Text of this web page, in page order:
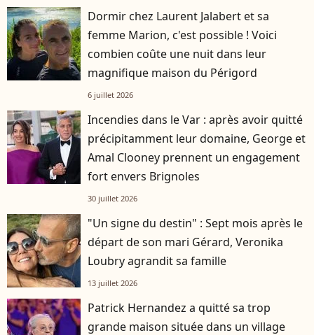
Dormir chez Laurent Jalabert et sa
femme Marion, c'est possible ! Voici
combien coûte une nuit dans leur
magnifique maison du Périgord
6 juillet 2026
Incendies dans le Var : après avoir quitté
précipitamment leur domaine, George et
Amal Clooney prennent un engagement
fort envers Brignoles
30 juillet 2026
"Un signe du destin" : Sept mois après le
départ de son mari Gérard, Veronika
Loubry agrandit sa famille
13 juillet 2026
Patrick Hernandez a quitté sa trop
grande maison située dans un village